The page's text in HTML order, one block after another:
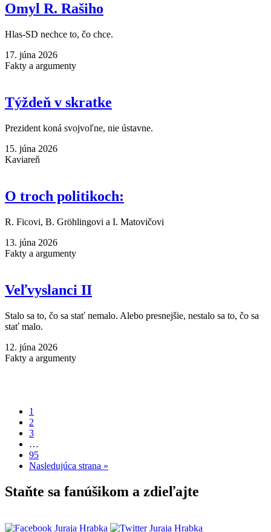
Omyl R. Rašiho
Hlas-SD nechce to, čo chce.
17. júna 2026
Fakty a argumenty
Týždeň v skratke
Prezident koná svojvoľne, nie ústavne.
15. júna 2026
Kaviareň
O troch politikoch:
R. Ficovi, B. Gröhlingovi a I. Matovičovi
13. júna 2026
Fakty a argumenty
Veľvyslanci II
Stalo sa to, čo sa stať nemalo. Alebo presnejšie, nestalo sa to, čo sa
stať malo.
12. júna 2026
Fakty a argumenty
1
2
3
…
95
Nasledujúca strana »
Staňte sa fanúšikom a zdieľajte